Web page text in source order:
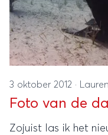
3 oktober 2012 ·
Foto van de
Zojuist las ik het